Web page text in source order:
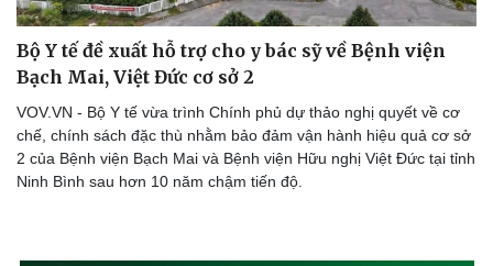
Bộ Y tế đề xuất hỗ trợ cho y bác sỹ về Bệnh viện
Bạch Mai, Việt Đức cơ sở 2
VOV.VN - Bộ Y tế vừa trình Chính phủ dự thảo nghị quyết về cơ
chế, chính sách đặc thù nhằm bảo đảm vận hành hiệu quả cơ sở
2 của Bệnh viện Bạch Mai và Bệnh viện Hữu nghị Việt Đức tại tỉnh
Ninh Bình sau hơn 10 năm chậm tiến độ.